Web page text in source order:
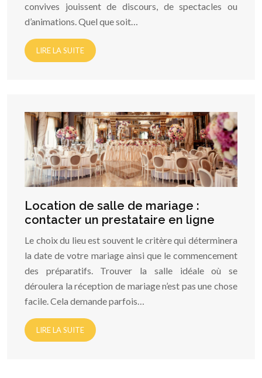
convives jouissent de discours, de spectacles ou
d’animations. Quel que soit…
LIRE LA SUITE
Location de salle de mariage :
contacter un prestataire en ligne
Le choix du lieu est souvent le critère qui déterminera
la date de votre mariage ainsi que le commencement
des préparatifs. Trouver la salle idéale où se
déroulera la réception de mariage n’est pas une chose
facile. Cela demande parfois…
LIRE LA SUITE